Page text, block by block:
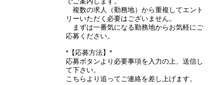
複数の求人（勤務地）から重複してエント
リーいただく必要はございません。
まずは一番気になる勤務地からお気軽にご
応募ください。
*【応募方法】*
応募ボタンより必要事項を入力の上、送信し
て下さい。
こちらより追ってご連絡を差し上げます。